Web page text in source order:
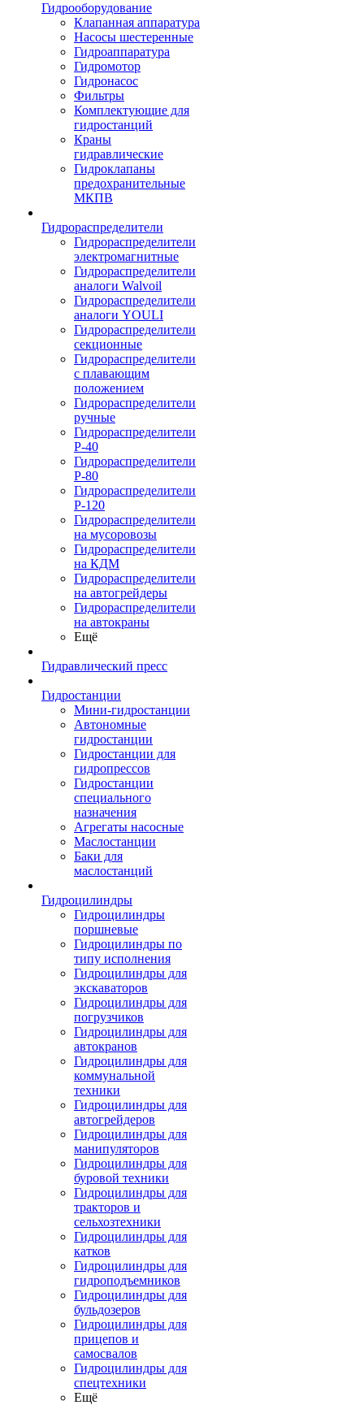
Гидрооборудование
Клапанная аппаратура
Насосы шестеренные
Гидроаппаратура
Гидромотор
Гидронасос
Фильтры
Комплектующие для
гидростанций
Краны
гидравлические
Гидроклапаны
предохранительные
МКПВ
Гидрораспределители
Гидрораспределители
электромагнитные
Гидрораспределители
аналоги Walvoil
Гидрораспределители
аналоги YOULI
Гидрораспределители
секционные
Гидрораспределители
с плавающим
положением
Гидрораспределители
ручные
Гидрораспределители
Р-40
Гидрораспределители
Р-80
Гидрораспределители
Р-120
Гидрораспределители
на мусоровозы
Гидрораспределители
на КДМ
Гидрораспределители
на автогрейдеры
Гидрораспределители
на автокраны
Ещё
Гидравлический пресс
Гидростанции
Мини-гидростанции
Автономные
гидростанции
Гидростанции для
гидропрессов
Гидростанции
специального
назначения
Агрегаты насосные
Маслостанции
Баки для
маслостанций
Гидроцилиндры
Гидроцилиндры
поршневые
Гидроцилиндры по
типу исполнения
Гидроцилиндры для
экскаваторов
Гидроцилиндры для
погрузчиков
Гидроцилиндры для
автокранов
Гидроцилиндры для
коммунальной
техники
Гидроцилиндры для
автогрейдеров
Гидроцилиндры для
манипуляторов
Гидроцилиндры для
буровой техники
Гидроцилиндры для
тракторов и
сельхозтехники
Гидроцилиндры для
катков
Гидроцилиндры для
гидроподъемников
Гидроцилиндры для
бульдозеров
Гидроцилиндры для
прицепов и
самосвалов
Гидроцилиндры для
спецтехники
Ещё